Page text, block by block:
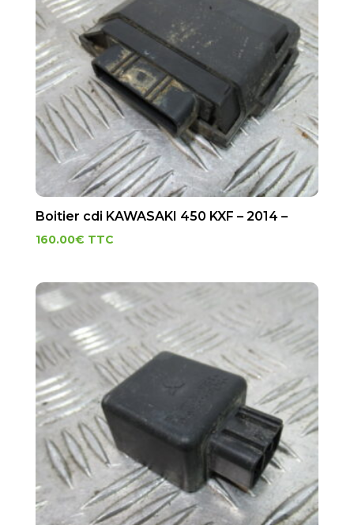
Boitier cdi KAWASAKI 450 KXF – 2014 –
160.00€ TTC